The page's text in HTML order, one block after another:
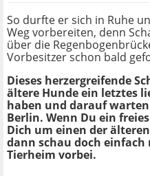
So durfte er sich in Ruhe
Weg vorbereiten, denn
über die
Vorbesitzer schon bald
Dieses herzergreifende
ältere Hunde ein letztes
haben und darauf
Berlin. Wenn Du ein
Dich um einen der
dann schau doch
Tierheim vorbei.